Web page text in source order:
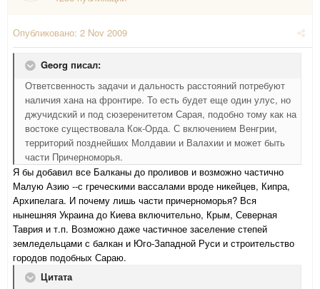
Опубликовано: 2 Nov 2009
Georg писал:
Ответсвенность задачи и дальность расстояний потребуют
наличия хана на фронтире. То есть будет еще один улус, но
джучидский и под сюзеренитетом Сарая, подобно тому как на
востоке существовала Кок-Орда. С включением Венгрии,
территорий позднейших Молдавии и Валахии и может быть
части Причерноморья.
Я бы добавил все Балканы до проливов и возможно частично
Малую Азию --с греческими вассалами вроде никейцев, Кипра,
Архипелага. И почему лишь части причерноморья? Вся
нынешняя Украина до Киева включительно, Крым, Северная
Таврия и т.п. Возможно даже частичное заселение степей
земледельцами с балкан и Юго-Западной Руси и строительство
городов подобных Сараю.
Цитата